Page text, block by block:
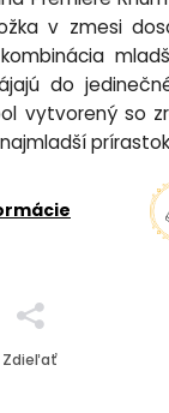
v zmesi
do
vytvorený so
Zdieľať